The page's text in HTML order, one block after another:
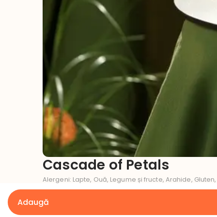
Cascade of Petals
Alergeni: Lapte, Ouă, Legume și fructe, Arahide,
Ce gust dorești pentru tortul tău?
Adaugă